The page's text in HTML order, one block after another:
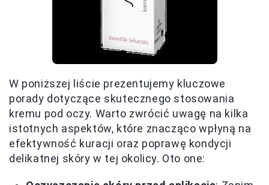
W poniższej liście prezentujemy kluczowe
porady dotyczące skutecznego stosowania
kremu pod oczy. Warto zwrócić uwagę na kilka
istotnych aspektów, które znacząco wpłyną na
efektywność kuracji oraz poprawę kondycji
delikatnej skóry w tej okolicy. Oto one: